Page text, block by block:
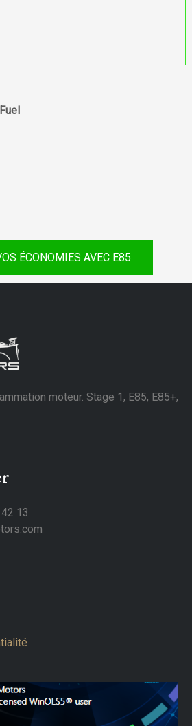
ÉCONOMIES AVEC E85
moteur. Stage 1, E85, E85+,
13